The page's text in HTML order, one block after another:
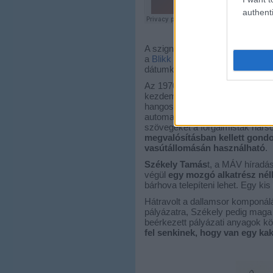
A szignál történetét Rab László
a Blikk is írt róla
korábban. Az
dátumként. A sztorit csak
Az 1970-es években, a MÁV
kezdeményezte, hogy a MÁV-
hangosbemondóban a szöveg
automaták nem voltak a
szövegeket a forgalmisták
megvalósításban kellett
vasútállomásán használható.
Székely Tamást, a MÁV
végül egy mozgó alkatrész
bárhova telepíteni lehet. Egy
Hátravolt a dallamsor
pályázatra, Székely pedig
beérkezett pályázati anyagok
fel senkinek, hogy van egy